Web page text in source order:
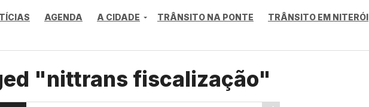
AGENDA A CIDADE TRÂNSITO NA PONTE TRÂNSITO EM NITERÓI
"nittrans fiscalização"